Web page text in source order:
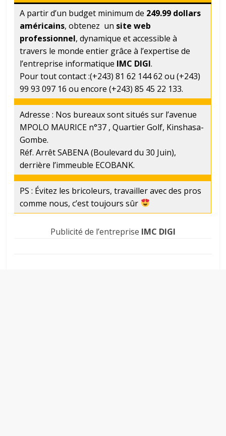
A partir d’un budget minimum de 249.99 dollars
américains, obtenez un site web
professionnel, dynamique et accessible à
travers le monde entier grâce à l’expertise de
l’entreprise informatique IMC DIGI.
Pour tout contact :(+243) 81 62 144 62 ou (+243)
99 93 097 16 ou encore (+243) 85 45 22 133.
Adresse : Nos bureaux sont situés sur l’avenue
MPOLO MAURICE n°37 , Quartier Golf, Kinshasa-
Gombe.
Réf. Arrêt SABENA (Boulevard du 30 Juin),
derrière l’immeuble ECOBANK.
PS : Évitez les bricoleurs, travailler avec des pros
comme nous, c’est toujours sûr
Publicité de l’entreprise IMC DIGI